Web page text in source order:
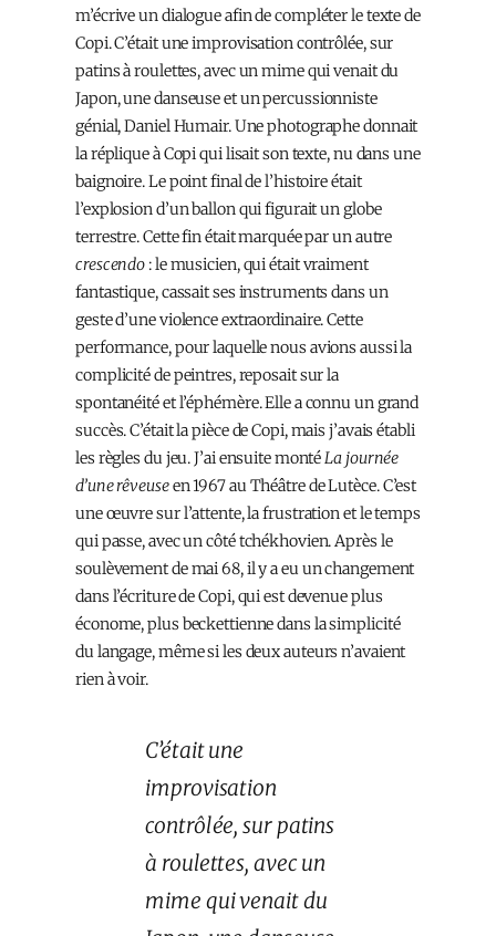
m’écrive un dialogue afin de compléter le texte de
Copi. C’était une improvisation contrôlée, sur
patins à roulettes, avec un mime qui venait du
Japon, une danseuse et un percussionniste
génial, Daniel Humair. Une photographe donnait
la réplique à Copi qui lisait son texte, nu dans une
baignoire. Le point final de l’histoire était
l’explosion d’un ballon qui figurait un globe
terrestre. Cette fin était marquée par un autre
crescendo : le musicien, qui était vraiment
fantastique, cassait ses instruments dans un
geste d’une violence extraordinaire. Cette
performance, pour laquelle nous avions aussi la
complicité de peintres, reposait sur la
spontanéité et l’éphémère. Elle a connu un grand
succès. C’était la pièce de Copi, mais j’avais établi
les règles du jeu. J’ai ensuite montéLa journée
d’une rêveuseen 1967 au Théâtre de Lutèce. C’est
une œuvre sur l’attente, la frustration et le temps
qui passe, avec un côté tchékhovien. Après le
soulèvement de mai 68, il y a eu un changement
dans l’écriture de Copi, qui est devenue plus
économe, plus beckettienne dans la simplicité
du langage, même si les deux auteurs n’avaient
rien à voir.
C’était une
improvisation
contrôlée, sur patins
à roulettes, avec un
mime qui venait du